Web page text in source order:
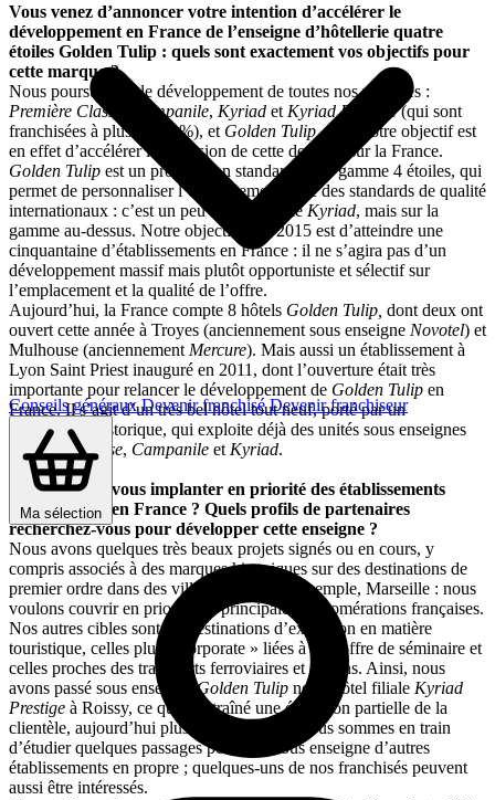
Conseils générauxDevenir franchiséDevenir franchiseur
Ma sélection
Vous venez d’annoncer votre intention d’accélérer le
développement en France de l’enseigne d’hôtellerie quatre
étoiles Golden Tulip : quels sont exactement vos objectifs pour
cette marque ?
Nous poursuivons le développement de toutes nos marques :
Première Classe
Campanile, Kyriad et Kyriad Prestige(qui sont
franchisées à plus de 90 %), et Golden Tulip,mais notre objectif est
en effet d’accélérer l’expansion de cette dernière sur la France.
Golden Tulip est un produit non standardisé de gamme 4 étoiles, qui
permet de personnaliser l’établissement avec des standards de qualité
internationaux : c’est un peu le pendant deKyriad, mais sur la
gamme au-dessus. Notre objectif d’ici 2015 est d’atteindre une
cinquantaine d’établissements en France : il ne s’agira pas d’un
développement massif mais plutôt opportuniste et sélectif sur
l’emplacement et la qualité de l’offre.
Aujourd’hui, la France compte 8 hôtels Golden Tulip, dont deux ont
ouvert cette année à Troyes (anciennement sous enseigne Novotel) et
Mulhouse (anciennement Mercure). Mais aussi un établissement à
Lyon Saint Priest inauguré en 2011, dont l’ouverture était très
importante pour relancer le développement de Golden Tulip en
France. Il s’agit d’un très bel hôtel tout neuf, porté par un
investisseur historique, qui exploite déjà des unités sous enseignes
Première Classe, Campanile et Kyriad.
Où souhaitez-vous implanter en priorité des établissements
Golden Tulip en France ? Quels profils de partenaires
recherchez-vous pour développer cette enseigne ?
Nous avons quelques très beaux projets signés ou en cours, y
compris associés à des marques historiques sur des destinations de
premier ordre dans des villes comme, par exemple, Marseille : nous
voulons couvrir en priorité les principales agglomérations françaises.
Nos autres cibles sont les destinations d’exception en matière
touristique, celles plus « corporate » liées à une offre de séminaire et
celles proches des transports ferroviaires et aériens. Ainsi, nous
avons passé sous enseigne Golden Tulip notre hôtel filiale Kyriad
Prestige à Roissy, ce qui a entraîné une évolution partielle de la
clientèle, aujourd’hui plus internationale. Nous sommes en train
d’étudier quelques passages possibles sous enseigne d’autres
établissements en propre ; quelques-uns de nos franchisés peuvent
aussi être intéressés.